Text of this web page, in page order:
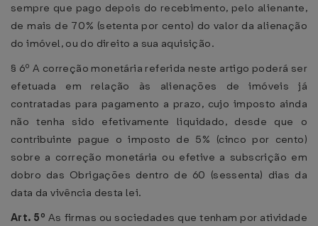
sempre que pago depois do recebimento, pelo alienante,
de mais de 70% (setenta por cento) do valor da alienação
do imóvel, ou do direito a sua aquisição.
§ 6º A correção monetária referida neste artigo poderá ser
efetuada em relação às alienações de imóveis já
contratadas para pagamento a prazo, cujo imposto ainda
não tenha sido efetivamente liquidado, desde que o
contribuinte pague o imposto de 5% (cinco por cento)
sobre a correção monetária ou efetive a subscrição em
dobro das Obrigações dentro de 60 (sessenta) dias da
data da vivência desta lei.
Art. 5ºAs firmas ou sociedades que tenham por atividade